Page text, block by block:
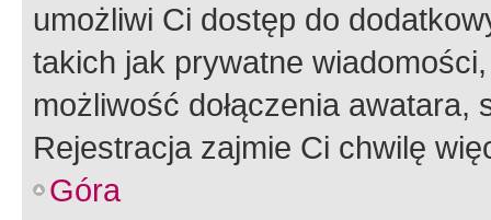
umożliwi Ci dostęp do
takich jak prywatne
możliwość dołączenia
Rejestracja zajmie Ci chwilę
Góra